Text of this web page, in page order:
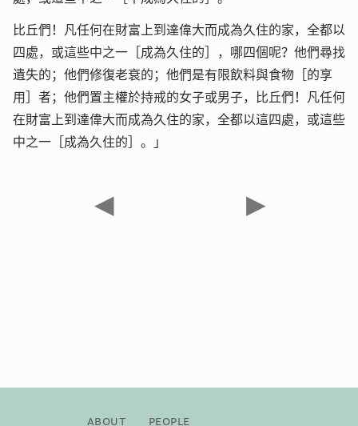
比丘們！凡任何在財富上到達偉大而成為久住的家，全都以
四處，或這些中之一［成為久住的］，哪四個呢？他們尋找
遺失的；他們修復老衰的；他們是有限飲料與食物［的享
用］者；他們置主權於持戒的女子或男子，比丘們！凡任何
在財富上到達偉大而成為久住的家，全都以這四處，或這些
中之一［成為久住的］。」
◀ ▶
About People